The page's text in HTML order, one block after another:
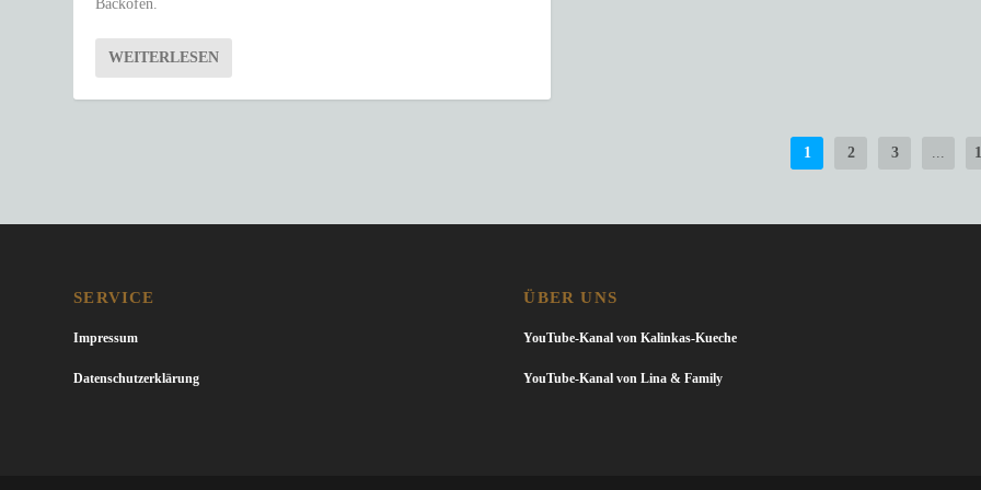
Backofen.
WEITERLESEN
1 2 3
SERVICE
Impressum
Datenschutzerklärung
ÜBER UNS
YouTube-Kanal von Kalinkas-Kueche
YouTube-Kanal von Lina & Family